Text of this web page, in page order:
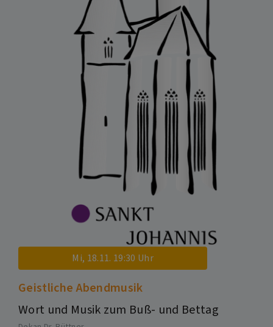
Mi, 18.11. 19:30 Uhr
Geistliche Abendmusik
Wort und Musik zum Buß- und Bettag